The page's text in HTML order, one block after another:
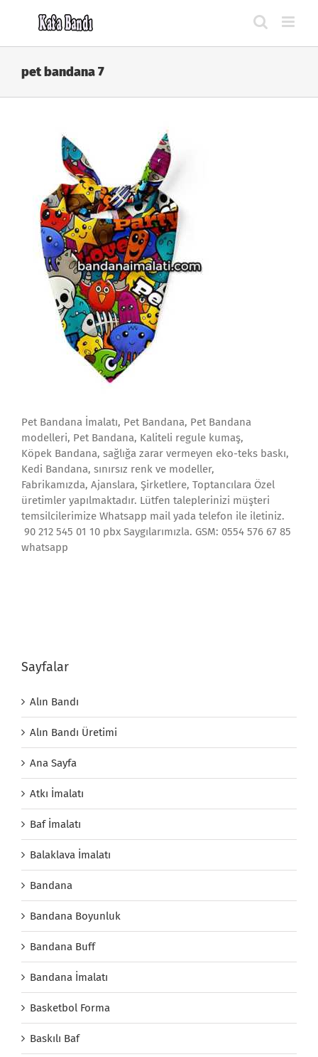
pet bandana 7
Pet Bandana İmalatı, Pet Bandana, Pet Bandana
modelleri, Pet Bandana, Kaliteli regule kumaş,
Köpek Bandana, sağlığa zarar vermeyen eko-teks baskı,
Kedi Bandana, sınırsız renk ve modeller,
Fabrikamızda, Ajanslara, Şirketlere, Toptancılara Özel
üretimler yapılmaktadır. Lütfen taleplerinizi müşteri
temsilcilerimize Whatsapp mail yada telefon ile iletiniz.
90 212 545 01 10 pbx Saygılarımızla. GSM: 0554 576 67 85
whatsapp
Sayfalar
Alın Bandı
Alın Bandı Üretimi
Ana Sayfa
Atkı İmalatı
Baf İmalatı
Balaklava İmalatı
Bandana
Bandana Boyunluk
Bandana Buff
Bandana İmalatı
Basketbol Forma
Baskılı Baf